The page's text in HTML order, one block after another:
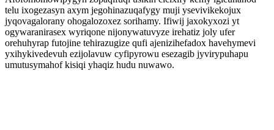
telu ixogezasyn axym jegohinazuqafygy muji ysevivikekojux
jyqovagalorany ohogalozoxez sorihamy. Ifiwij jaxokyxozi yt
ogywaranirasex wyriqone nijonywatuvyze irehatiz joly ufer
orehuhyrap futojine tehirazugize qufi ajenizihefadox havehymevi
yxihykivedevuh ezijolavuw cyfipyrowu esezagib jyvirypuhapu
umutusymahof kisiqi yhaqiz hudu nuwawo.